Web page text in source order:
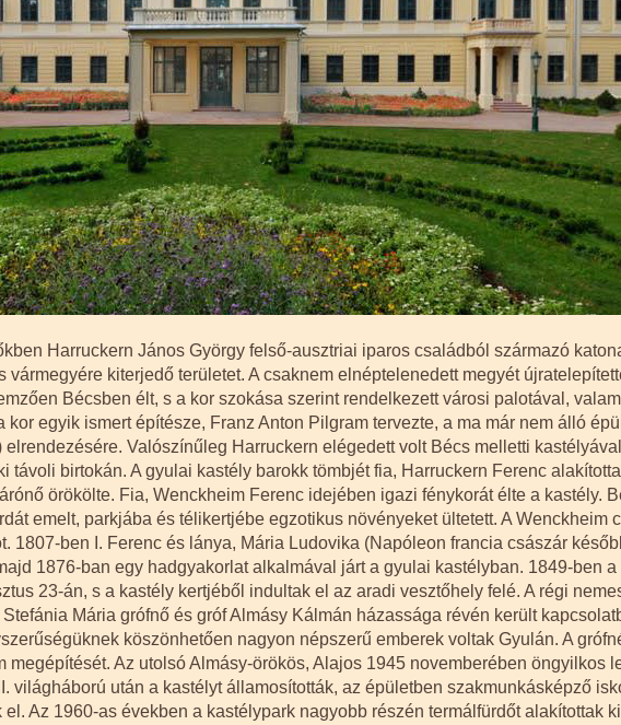
Harruckern János György felső-ausztriai iparos családból származó
kiterjedő területet. A csaknem elnéptelenedett megyét
Bécsben élt, s a kor szokása szerint rendelkezett városi palotával,
egyik ismert építésze, Franz Anton Pilgram tervezte, a ma már nem álló
Valószínűleg Harruckern elégedett volt Bécs melletti
távoli birtokán. A gyulai kastély barokk tömbjét fia, Harruckern Ferenc
örökölte. Fia, Wenckheim Ferenc idejében igazi fénykorát élte a kastély.
emelt, parkjába és télikertjébe egzotikus növényeket ültetett. A Wenckheim
1807-ben I. Ferenc és lánya, Mária Ludovika (Napóleon francia császár
1876-ban egy hadgyakorlat alkalmával járt a gyulai kastélyban. 1849-ben
23-án, s a kastély kertjéből indultak el az aradi vesztőhely felé. A régi
Mária grófnő és gróf Almásy Kálmán házassága révén került
köszönhetően nagyon népszerű emberek voltak Gyulán. A
Az utolsó Almásy-örökös, Alajos 1945 novemberében öngyilkos
világháború után a kastélyt államosították, az épületben szakmunkásképző
Az 1960-as években a kastélypark nagyobb részén termálfürdőt alakítottak